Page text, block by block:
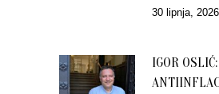
30 lipnja, 2026
IGOR OSLIĆ: